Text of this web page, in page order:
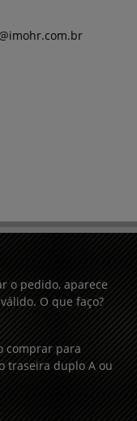
o pedido, aparece
O que faço?
comprar para
traseira duplo A ou